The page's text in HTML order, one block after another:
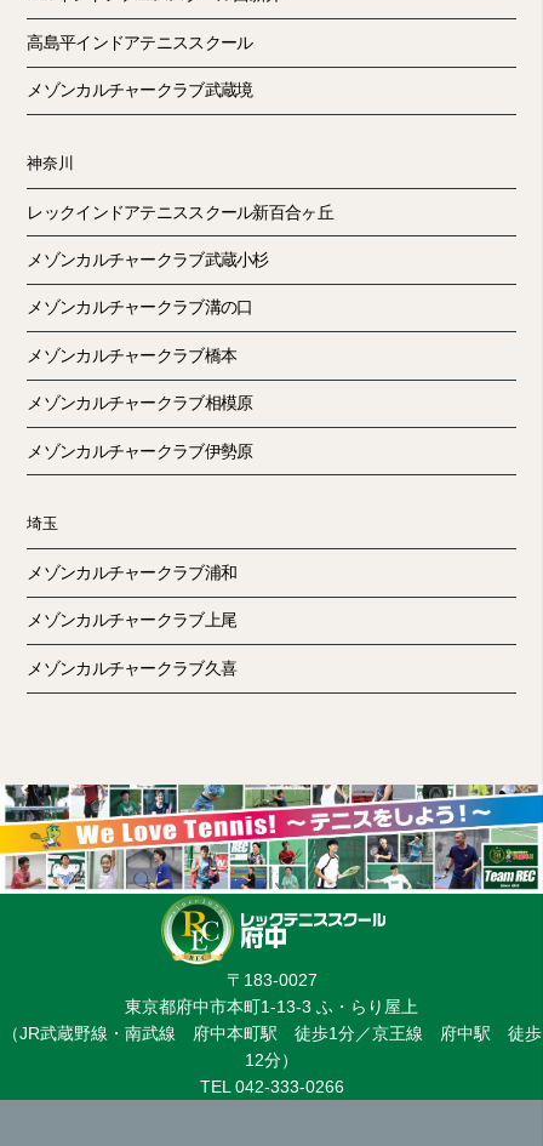
高島平インドアテニススクール
メゾンカルチャークラブ武蔵境
神奈川
レックインドアテニススクール新百合ヶ丘
メゾンカルチャークラブ武蔵小杉
メゾンカルチャークラブ溝の口
メゾンカルチャークラブ橋本
メゾンカルチャークラブ相模原
メゾンカルチャークラブ伊勢原
埼玉
メゾンカルチャークラブ浦和
メゾンカルチャークラブ上尾
メゾンカルチャークラブ久喜
〒183-0027
東京都府中市本町1-13-3 ふ・らり屋上
（JR武蔵野線・南武線 府中本町駅 徒歩1分／京王線 府中駅 徒歩
12分）
TEL 042-333-0266